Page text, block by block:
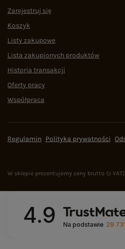
Zarejestruj się
Koszyk
Listy zakupowe
Lista zakupionych produktów
Historia transakcji
Oferty pracy
Współpraca
Regulamin Polityka prywatności
W sklepie prezentujemy ceny brutto (z VAT).
4.9 Na podstawie 29 731